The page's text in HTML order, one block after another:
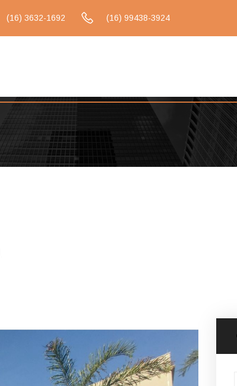
(16) 3632-1692 (16) 99438-3924